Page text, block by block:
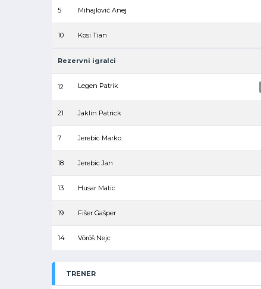
5 Mihajlović Anej
10 Kosi Tian
Rezervni igralci
12 Legen Patrik
21 Jaklin Patrick
7 Jerebic Marko
18 Jerebic Jan
13 Husar Matic
19 Fišer Gašper
14 Vöröš Nejc
TRENER